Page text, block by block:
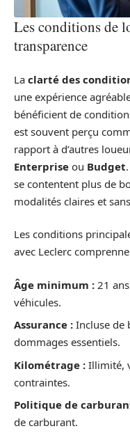
Les conditions de
transparence
La clarté des
une expérience
bénéficient de
est souvent perçu
rapport à d’autres
Enterprise ou Budget
se contentent plus de
modalités claires et
Les conditions
avec Leclerc
Âge minimum : 21
véhicules.
Assurance : Incluse de
dommages essentiels.
Kilométrage : Illimité,
contraintes.
Politique de
de carburant.